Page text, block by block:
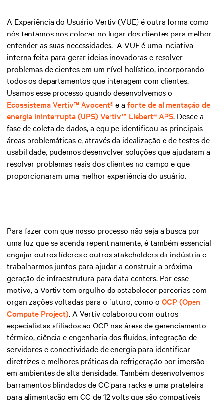
A Experiência do Usuário Vertiv (VUE) é outra forma como
nós tentamos nos colocar no lugar dos clientes para melhor
entender as suas necessidades. A VUE é uma inciativa
interna feita para gerar ideias inovadoras e resolver
problemas de cientes em um nível holístico, incorporando
todos os departamentos que interagem com clientes.
Usamos esse processo quando desenvolvemos o
Ecossistema Vertiv™ Avocent®e a fonte de alimentação de
energia ininterrupta (UPS) Vertiv™ Liebert® APS. Desde a
fase de coleta de dados, a equipe identificou as principais
áreas problemáticas e, através da idealização e de testes de
usabilidade, pudemos desenvolver soluções que ajudaram a
resolver problemas reais dos clientes no campo e que
proporcionaram uma melhor experiência do usuário.
Para fazer com que nosso processo não seja a busca por
uma luz que se acenda repentinamente, é também essencial
engajar outros líderes e outros stakeholders da indústria e
trabalharmos juntos para ajudar a construir a próxima
geração de infraestrutura para data centers. Por esse
motivo, a Vertiv tem orgulho de estabelecer parcerias com
organizações voltadas para o futuro, como o OCP (Open
Compute Project). A Vertiv colaborou com outros
especialistas afiliados ao OCP nas áreas de gerenciamento
térmico, ciência e engenharia dos fluidos, integração de
servidores e conectividade de energia para identificar
diretrizes e melhores práticas da refrigeração por imersão
em ambientes de alta densidade. Também desenvolvemos
barramentos blindados de CC para racks e uma prateleira
para alimentação em CC de 12 volts que são compatíveis